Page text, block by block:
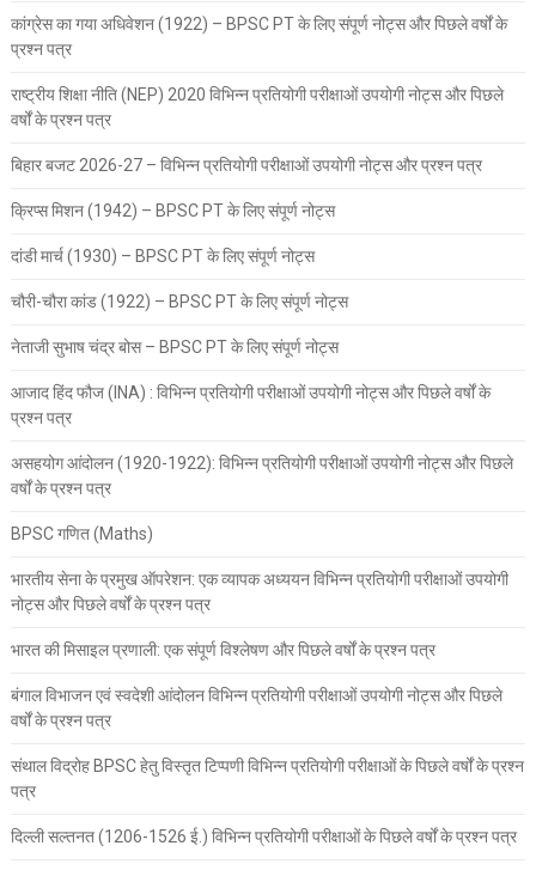
कांग्रेस का गया अधिवेशन (1922) – BPSC PT के लिए संपूर्ण नोट्स और पिछले वर्षों के
प्रश्न पत्र
राष्ट्रीय शिक्षा नीति (NEP) 2020 विभिन्न प्रतियोगी परीक्षाओं उपयोगी नोट्स और पिछले
वर्षों के प्रश्न पत्र
बिहार बजट 2026-27 – विभिन्न प्रतियोगी परीक्षाओं उपयोगी नोट्स और प्रश्न पत्र
क्रिप्स मिशन (1942) – BPSC PT के लिए संपूर्ण नोट्स
दांडी मार्च (1930) – BPSC PT के लिए संपूर्ण नोट्स
चौरी-चौरा कांड (1922) – BPSC PT के लिए संपूर्ण नोट्स
नेताजी सुभाष चंद्र बोस – BPSC PT के लिए संपूर्ण नोट्स
आजाद हिंद फौज (INA) : विभिन्न प्रतियोगी परीक्षाओं उपयोगी नोट्स और पिछले वर्षों के
प्रश्न पत्र
असहयोग आंदोलन (1920-1922): विभिन्न प्रतियोगी परीक्षाओं उपयोगी नोट्स और पिछले
वर्षों के प्रश्न पत्र
BPSC गणित (Maths)
भारतीय सेना के प्रमुख ऑपरेशन: एक व्यापक अध्ययन विभिन्न प्रतियोगी परीक्षाओं उपयोगी
नोट्स और पिछले वर्षों के प्रश्न पत्र
भारत की मिसाइल प्रणाली: एक संपूर्ण विश्लेषण और पिछले वर्षों के प्रश्न पत्र
बंगाल विभाजन एवं स्वदेशी आंदोलन विभिन्न प्रतियोगी परीक्षाओं उपयोगी नोट्स और पिछले
वर्षों के प्रश्न पत्र
संथाल विद्रोह BPSC हेतु विस्तृत टिप्पणी विभिन्न प्रतियोगी परीक्षाओं के पिछले वर्षों के प्रश्न
पत्र
दिल्ली सल्तनत (1206-1526 ई.) विभिन्न प्रतियोगी परीक्षाओं के पिछले वर्षों के प्रश्न पत्र